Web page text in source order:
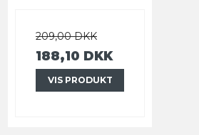
209,00 DKK
188,10 DKK
VIS PRODUKT